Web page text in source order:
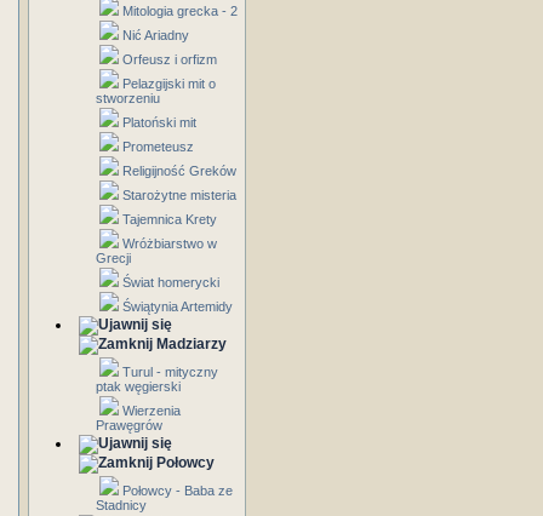
Mitologia grecka - 2
Nić Ariadny
Orfeusz i orfizm
Pelazgijski mit o
stworzeniu
Platoński mit
Prometeusz
Religijność Greków
Starożytne misteria
Tajemnica Krety
Wróżbiarstwo w
Grecji
Świat homerycki
Świątynia Artemidy
Madziarzy
Turul - mityczny
ptak węgierski
Wierzenia
Prawęgrów
Połowcy
Połowcy - Baba ze
Stadnicy